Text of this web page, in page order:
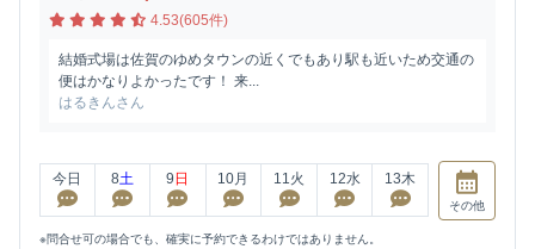
4.53(605件)
結婚式場は佐賀のゆめタウンの近くでもあり駅も近いため交通の
便はかなりよかったです！ 来...
はるきんさん
今日 8土 9 日 10月 11火 12水 13木
その他
※問合せ可の場合でも、確実に予約できるわけではありません。